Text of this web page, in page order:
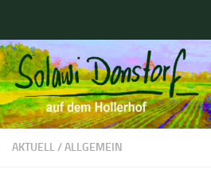
AKTUELL/ALLGEMEIN